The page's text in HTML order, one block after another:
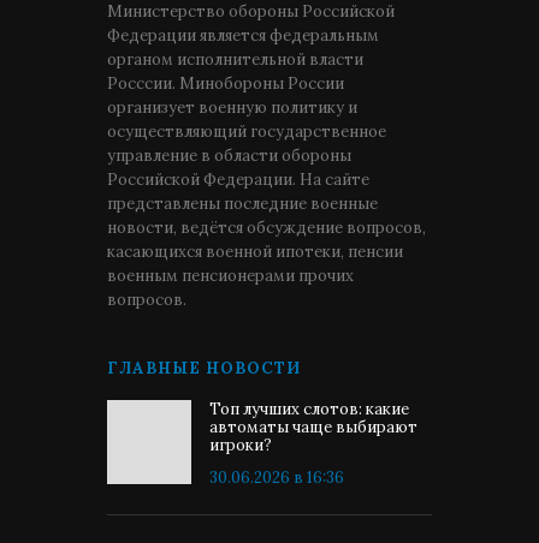
Министерство обороны Российской
Федерации является федеральным
органом исполнительной власти
Росссии. Минобороны России
организует военную политику и
осуществляющий государственное
управление в области обороны
Российской Федерации. На сайте
представлены последние военные
новости, ведётся обсуждение вопросов,
касающихся военной ипотеки, пенсии
военным пенсионерами прочих
вопросов.
ГЛАВНЫЕ НОВОСТИ
Топ лучших слотов: какие
автоматы чаще выбирают
игроки?
30.06.2026 в 16:36